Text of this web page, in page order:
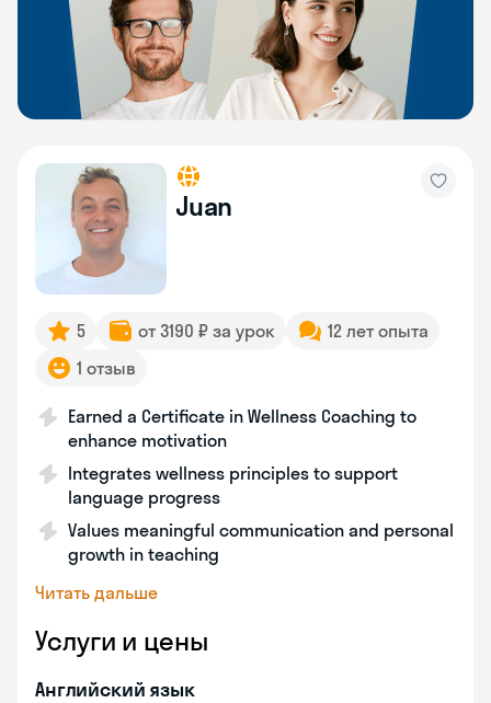
Juan
5 от 3190 ₽ за урок
12 лет опыта
1 отзыв
Earned a Certificate in Wellness Coaching to
enhance motivation
Integrates wellness principles to support
language progress
Values meaningful communication and personal
growth in teaching
Читать дальше
Услуги и цены
Английский язык